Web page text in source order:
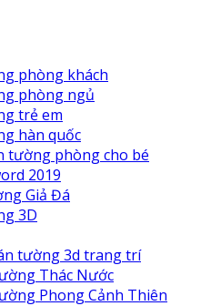
phòng khách
phòng ngủ
trẻ em
hàn quốc
tường phòng cho bé
2019
Giả Đá
3D
tường 3d trang trí
Thác Nước
Phong Cảnh Thiên